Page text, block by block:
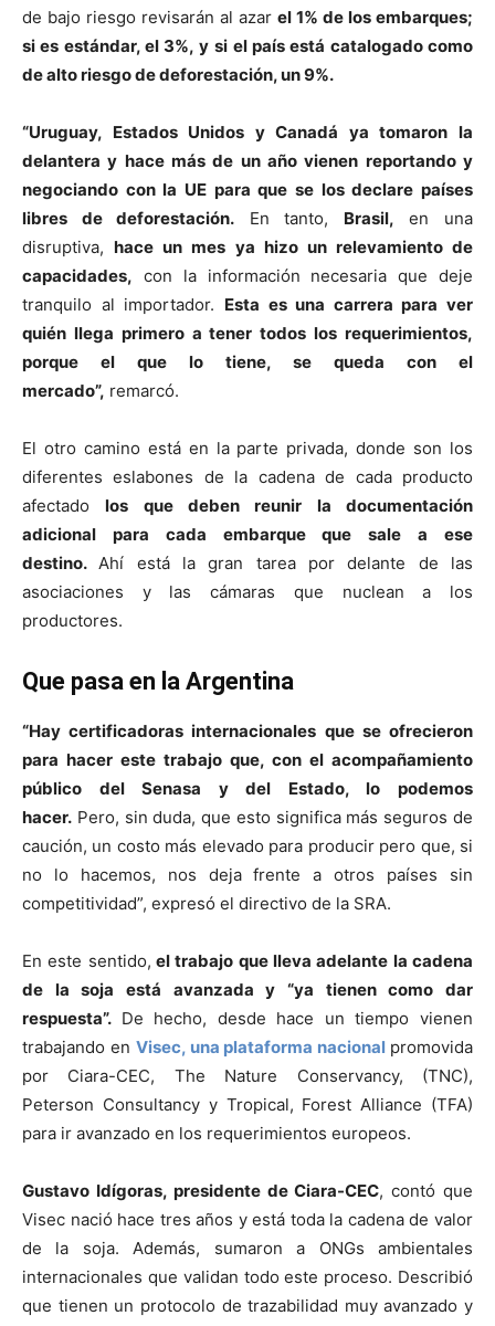
de bajo riesgo revisarán al azar el 1% de los embarques;
si es estándar, el 3%, y si el país está catalogado como
de alto riesgo de deforestación, un 9%.
“Uruguay, Estados Unidos y Canadá ya tomaron la
delantera y hace más de un año vienen reportando y
negociando con la UE para que se los declare países
libres de deforestación. En tanto, Brasil, en una
disruptiva,hace un mes ya hizo un relevamiento de
capacidades, con la información necesaria que deje
tranquilo al importador. Esta es una carrera para ver
quién llega primero a tener todos los requerimientos,
porque el que lo tiene, se queda con el
mercado”, remarcó.
El otro camino está en la parte privada, donde son los
diferentes eslabones de la cadena de cada producto
afectadolos que deben reunir la documentación
adicional para cada embarque que sale a ese
destino. Ahí está la gran tarea por delante de las
asociaciones y las cámaras que nuclean a los
productores.
Que pasa en la Argentina
“Hay certificadoras internacionales que se ofrecieron
para hacer este trabajo que, con el acompañamiento
público del Senasa y del Estado, lo podemos
hacer. Pero, sin duda, que esto significa más seguros de
caución, un costo más elevado para producir pero que, si
no lo hacemos, nos deja frente a otros países sin
competitividad”, expresó el directivo de la SRA.
En este sentido, el trabajo que lleva adelante la cadena
de la soja está avanzada y “ya tienen como dar
respuesta”. De hecho, desde hace un tiempo vienen
trabajando en Visec, una plataforma nacional promovida
por Ciara-CEC, The Nature Conservancy, (TNC),
Peterson Consultancy y Tropical, Forest Alliance (TFA)
para ir avanzado en los requerimientos europeos.
Gustavo Idígoras, presidente de Ciara-CEC, contó que
Visec nació hace tres años y está toda la cadena de valor
de la soja. Además, sumaron a ONGs ambientales
internacionales que validan todo este proceso. Describió
que tienen un protocolo de trazabilidad muy avanzado y